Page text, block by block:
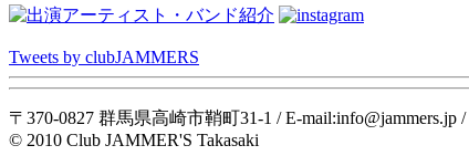
Tweets by clubJAMMERS
〒370-0827 群馬県高崎市鞘町31-1 / E-mail:info@jammers.jp
© 2010 Club JAMMER'S Takasaki